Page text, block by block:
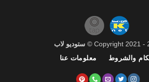
Copyright 2021 -
ستوديو لاب
والشروط
معلومات عنا